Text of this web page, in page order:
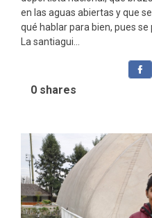
en las aguas abiertas y que
qué hablar para bien, pues
La santiagui...
0 shares